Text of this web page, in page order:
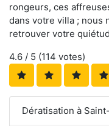
rongeurs, ces
dans votre villa ; nous
retrouver votre
4.6 / 5 (114 votes)
Dératisation à